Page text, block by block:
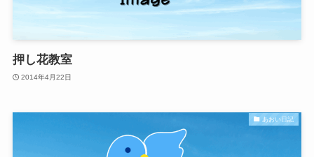
押し花教室
2014年4月22日
あおい日記